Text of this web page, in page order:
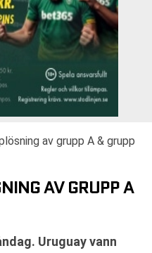
av grupp A & grupp
AV GRUPP A
Uruguay vann